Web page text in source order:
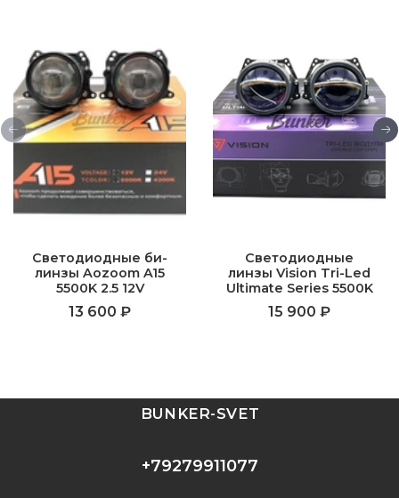
Cветодиодные би-
линзы Aozoom A15
5500K 2.5 12V
13 600 ₽
Светодиодные
линзы Vision Tri-Led
Ultimate Series 5500K
15 900 ₽
+79279911077
BUNKER-SVET